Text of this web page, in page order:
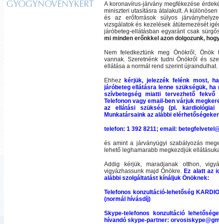
GYÓGYNÖVÉNYKERT
A koronavírus-járvány megfékezése
miniszteri utasításra átalakult. A
és az erőforrások súlyos
vizsgálatok és kezelések átütemezését
járóbeteg-ellátásban egyarántcsak
mi minden erőnkkel azon dolgozunk,
Nem feledkeztünk meg Önökről,
vannak. Szeretnénk tudni Önökről és
ellátása a normál rend szerint újraindulhat.
Ehhez kérjük, jelezzék felénk most,
járóbeteg ellátásra lenne szükségük,
szívbetegség miatti tervezhető
Telefonon vagy email-ben várjuk
az ellátási szükség (pl. kardiológiai
Munkatársaink az alábbi
telefon: 1 392 8211; email:
és amint a járványügyi szabályozás
lehető leghamarabb megkezdjük
Addig kérjük, maradjanak otthon,
vigyázhassunk majd Önökre. Ez alatt az
alábbi szolgáltatást kínáljuk Önöknek:
Telefonos konzultáció-lehetőség
(normál hívásdíj)
Skype-telefonos konzultáció
hívandó skype-partner: